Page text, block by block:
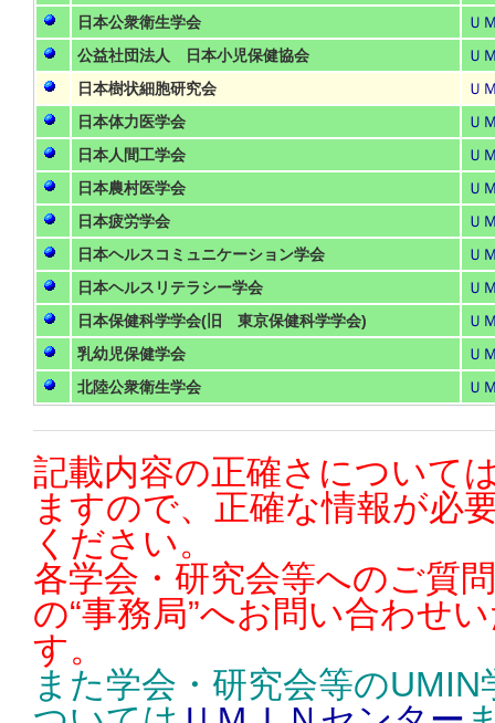
日本公衆衛生学会
Ｕ
公益社団法人 日本小児保健協会
Ｕ
日本樹状細胞研究会
Ｕ
日本体力医学会
Ｕ
日本人間工学会
Ｕ
日本農村医学会
Ｕ
日本疲労学会
Ｕ
日本ヘルスコミュニケーション学会
Ｕ
日本ヘルスリテラシー学会
Ｕ
日本保健科学学会(旧 東京保健科学学会)
Ｕ
乳幼児保健学会
Ｕ
北陸公衆衛生学会
Ｕ
記載内容の正確さについて
ますので、正確な情報が必
ください。
各学会・研究会等へのご質
の“事務局”へお問い合わせ
す。
また学会・研究会等の